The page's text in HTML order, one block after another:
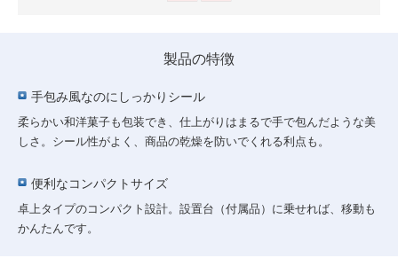
製品の特徴
手包み風なのにしっかりシール
柔らかい和洋菓子も包装でき、仕上がりはまるで手で包んだような美
しさ。シール性がよく、商品の乾燥を防いでくれる利点も。
便利なコンパクトサイズ
卓上タイプのコンパクト設計。設置台（付属品）に乗せれば、移動も
かんたんです。